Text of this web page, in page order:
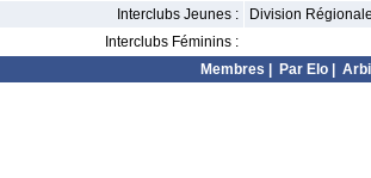
Interclubs Jeunes :
Division
Interclubs Féminins :
Membres
Par Elo